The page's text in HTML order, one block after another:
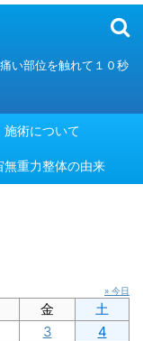
い部位を触れて１０秒
施術について
無重力整体の由来
» 今日
金
土
3
4